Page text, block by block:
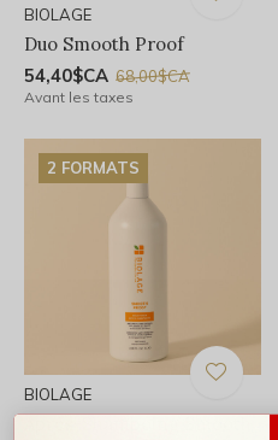
BIOLAGE
Duo Smooth Proof
54,40$CA 68,00$CA
Avant les taxes
2 FORMATS
BIOLAGE